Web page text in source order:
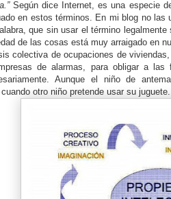
Según dice Internet, es una especie
en estos términos. En mi blog no
que sin usar el término
de las cosas está muy arraigado en
colectiva de ocupaciones de
de alarmas, para obligar a
Aunque el niño de
cuando otro niño pretende usar su juguete.